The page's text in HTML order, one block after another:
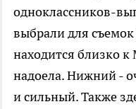
одноклассников-
выбрали для
находится близко к
надоела. Нижний -
и сильный. Также